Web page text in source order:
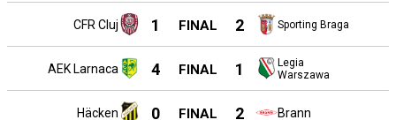
CFR Cluj 1 FINAL 2 Sporting Braga
AEK Larnaca 4 FINAL 1
Legia
Warszawa
Häcken 0 FINAL 2 Brann